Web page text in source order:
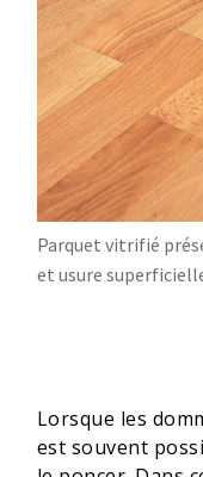
Parquet vitrifié
et usure
Lorsque les
est souvent